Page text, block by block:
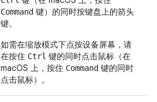
Command 键）的同时按键盘上的箭头
键。
如需在缩放模式下点按设备屏幕，请
在按住 Ctrl 键的同时点击鼠标（在
macOS 上，按住 Command 键的同时
点击鼠标）。